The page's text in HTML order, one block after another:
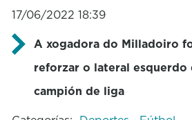
17/06/2022 18:39
A xogadora do Milladoiro
reforzar o lateral esquerdo
campión de liga